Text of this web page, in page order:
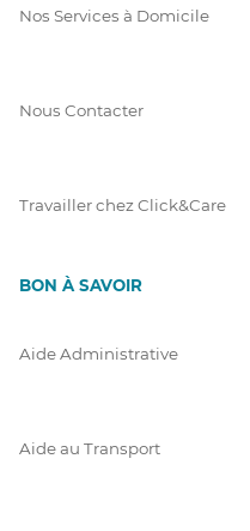
Nos Services à Domicile
Nous Contacter
Travailler chez Click&Care
BON À SAVOIR
Aide Administrative
Aide au Transport